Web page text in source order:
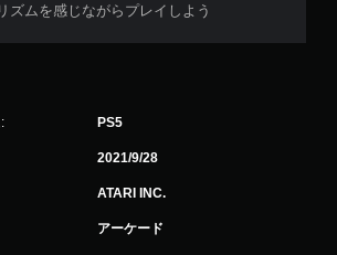
ズムを感じながらプレイしよう
PS5
2021/9/28
ATARI INC.
アーケード